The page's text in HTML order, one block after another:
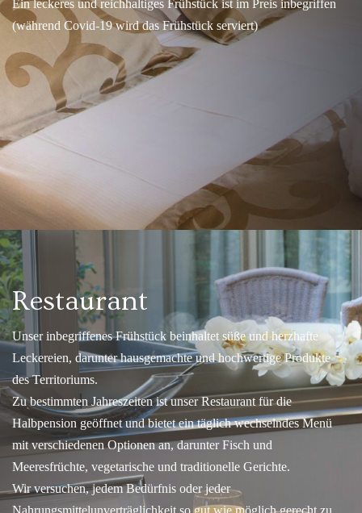
Ein leckeres und reichhaltiges Frühstück ist im Preis inbegriffen
(während Covid-19 wird das Frühstück serviert)
Restaurant
Unser inbegriffenes Frühstück beinhaltet süße und herzhafte
Leckereien, darunter hausgemachte und hochwertige Produkte
des Territoriums.
Zu bestimmten Jahreszeiten ist unser Restaurant für die
Halbpension geöffnet und bietet ein täglich wechselndes Menü
mit verschiedenen Optionen an, darunter Fisch und
Meeresfrüchte, vegetarische und traditionelle Gerichte.
Wir versuchen, jedem Bedürfnis oder jeder
Nahrungsmittelunverträglichkeit so gut wie möglich gerecht zu